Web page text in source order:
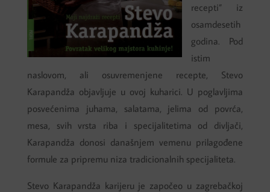
recepti” iz
osamdesetih
godina. Pod
istim
naslovom, ali osuvremenjene recepte, Stevo
Karapandža objavljuje u ovoj kuharici. U poglavljima
posvećenima juhama, salatama, jelima od povrća,
mesa, svih vrsta riba i specijalitetima od divljači,
Karapandža donosi današnjem vemenu prilagođene
formule za pripremu niza tradicionalnih specijaliteta.
Stevo Karapandža karijeru je započeo u zagrebačkoj